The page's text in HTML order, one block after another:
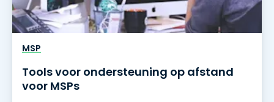
MSP
Tools voor ondersteuning op afstand
voor MSPs